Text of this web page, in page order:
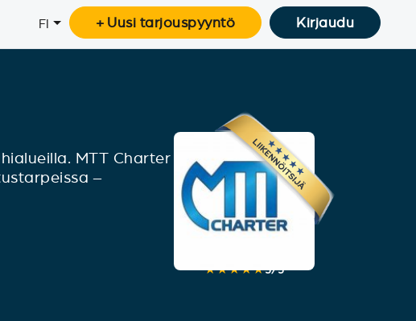
FI + Uusi tarjouspyyntö Kirjaudu
MTT Charter
–
★★★★★5/5